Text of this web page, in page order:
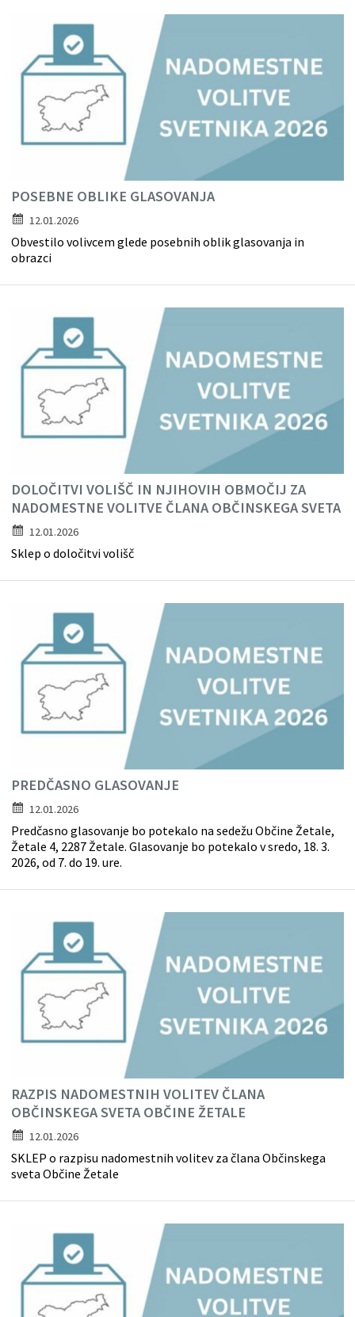
POSEBNE OBLIKE GLASOVANJA
12.01.2026
Obvestilo volivcem glede posebnih oblik glasovanja in
obrazci
DOLOČITVI VOLIŠČ IN NJIHOVIH OBMOČIJ ZA
NADOMESTNE VOLITVE ČLANA OBČINSKEGA SVETA
12.01.2026
Sklep o določitvi volišč
PREDČASNO GLASOVANJE
12.01.2026
Predčasno glasovanje bo potekalo na sedežu Občine Žetale,
Žetale 4, 2287 Žetale. Glasovanje bo potekalo v sredo, 18. 3.
2026, od 7. do 19. ure.
RAZPIS NADOMESTNIH VOLITEV ČLANA
OBČINSKEGA SVETA OBČINE ŽETALE
12.01.2026
SKLEP o razpisu nadomestnih volitev za člana Občinskega
sveta Občine Žetale